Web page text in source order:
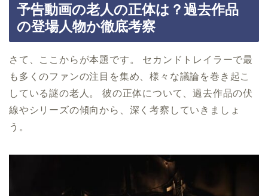
予告動画の老人の正体は？過去作品
の登場人物か徹底考察
さて、ここからが本題です。 セカンドトレイラーで最
も多くのファンの注目を集め、様々な議論を巻き起こ
している謎の老人。 彼の正体について、過去作品の伏
線やシリーズの傾向から、深く考察していきましょ
う。